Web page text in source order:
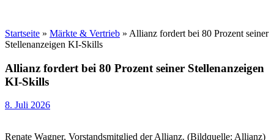
Startseite » Märkte & Vertrieb » Allianz fordert bei 80 Prozent seiner
Stellenanzeigen KI-Skills
Allianz fordert bei 80 Prozent seiner Stellenanzeigen
KI-Skills
8. Juli 2026
Renate Wagner, Vorstandsmitglied der Allianz. (Bildquelle: Allianz)